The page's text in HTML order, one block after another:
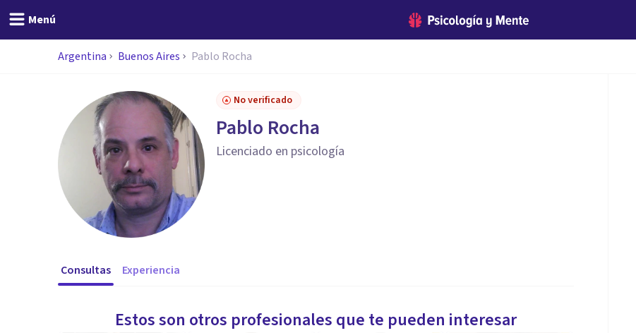
Menú
Argentina Buenos Aires Pablo Rocha
No verificado
Pablo Rocha
Licenciado en psicología
Consultas Experiencia
Estos son otros profesionales que te pueden interesar